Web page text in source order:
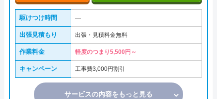
駆けつけ時間 ―
出張見積もり 出張・見積料金無料
作業料金 軽度のつまり5,500円～
キャンペーン 工事費3,000円割引
サービスの内容をもっと見る